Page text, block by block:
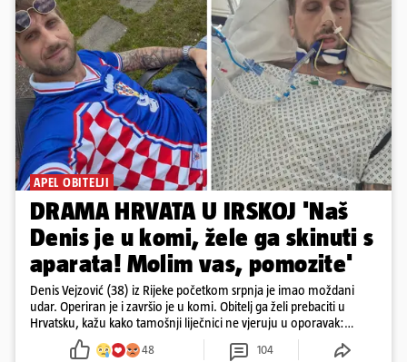
APEL OBITELJI
DRAMA HRVATA U IRSKOJ 'Naš
Denis je u komi, žele ga skinuti s
aparata! Molim vas, pomozite'
Denis Vejzović (38) iz Rijeke početkom srpnja je imao moždani
udar. Operiran je i završio je u komi. Obitelj ga želi prebaciti u
Hrvatsku, kažu kako tamošnji liječnici ne vjeruju u oporavak:
'Imamo 72 sata'
48 104